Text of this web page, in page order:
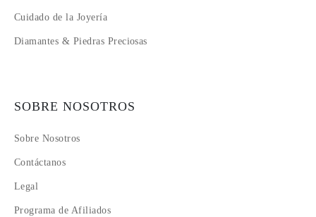
Cuidado de la Joyería
Diamantes & Piedras Preciosas
SOBRE NOSOTROS
Sobre Nosotros
Contáctanos
Legal
Programa de Afiliados